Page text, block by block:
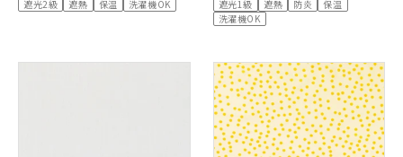
遮光2級 遮熱 保温 洗濯機OK 遮光1級 遮熱 防炎
保温
洗濯機OK